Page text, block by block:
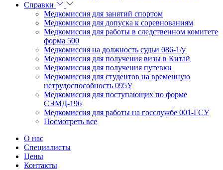
Справки
Медкомиссия для занятий спортом
Медкомиссия для допуска к соревнованиям
Медкомиссия для работы в следственном комитете
форма 500
Медкомиссия на должность судьи 086-1/у
Медкомиссия для получения визы в Китай
Медкомиссия для получения путевки
Медкомиссия для студентов на временную
нетрудоспособность 095У
Медкомиссия для поступающих по форме
СЭМД-196
Медкомиссия для работы на госслужбе 001-ГСУ
Посмотреть все
О нас
Специалисты
Цены
Контакты